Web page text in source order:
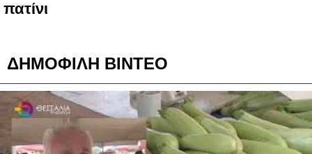
πατίνι
ΔΗΜΟΦΙΛΗ ΒΙΝΤΕΟ